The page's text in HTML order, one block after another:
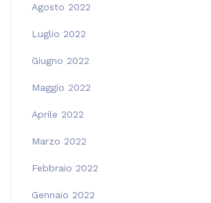
Agosto 2022
Luglio 2022
Giugno 2022
Maggio 2022
Aprile 2022
Marzo 2022
Febbraio 2022
Gennaio 2022